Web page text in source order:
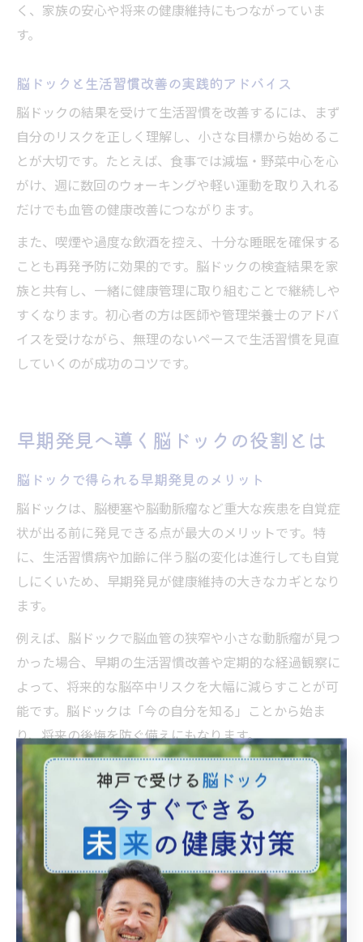
く、家族の安心や将来の健康維持にもつながっていま
す。
脳ドックと生活習慣改善の実践的アドバイス
脳ドックの結果を受けて生活習慣を改善するには、まず
自分のリスクを正しく理解し、小さな目標から始めるこ
とが大切です。たとえば、食事では減塩・野菜中心を心
がけ、週に数回のウォーキングや軽い運動を取り入れる
だけでも血管の健康改善につながります。
また、喫煙や過度な飲酒を控え、十分な睡眠を確保する
ことも再発予防に効果的です。脳ドックの検査結果を家
族と共有し、一緒に健康管理に取り組むことで継続しや
すくなります。初心者の方は医師や管理栄養士のアドバ
イスを受けながら、無理のないペースで生活習慣を見直
していくのが成功のコツです。
早期発見へ導く脳ドックの役割とは
脳ドックで得られる早期発見のメリット
脳ドックは、脳梗塞や脳動脈瘤など重大な疾患を自覚症
状が出る前に発見できる点が最大のメリットです。特
に、生活習慣病や加齢に伴う脳の変化は進行しても自覚
しにくいため、早期発見が健康維持の大きなカギとなり
ます。
例えば、脳ドックで脳血管の狭窄や小さな動脈瘤が見つ
かった場合、早期の生活習慣改善や定期的な経過観察に
よって、将来的な脳卒中リスクを大幅に減らすことが可
能です。脳ドックは「今の自分を知る」ことから始ま
り、将来の後悔を防ぐ備えにもなります。
脳ドックの異常発見率と健康への影響
脳ドックの異常発見率は、年齢や生活習慣によって異な
りますが、40代以降では一定の割合で無症候性の異常が
見つかることが知られています。特に高血圧や糖尿病、
喫煙歴がある方では発見率が高まる傾向があります。
異常が見つかった場合でも、すぐに手術や治療が必要と